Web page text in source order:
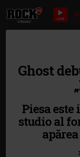
LIVE
Ghost
Piesa este
studio al